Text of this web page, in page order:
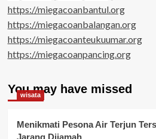
https://miegacoanbantul.org
https://miegacoanbalangan.org
https://miegacoanteukuumar.org
https://miegacoanpancing.org
You may have missed
wisata
Menikmati Pesona Air Terjun